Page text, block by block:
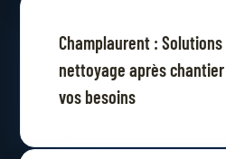
Champlaurent : Solutions
nettoyage après
vos besoins